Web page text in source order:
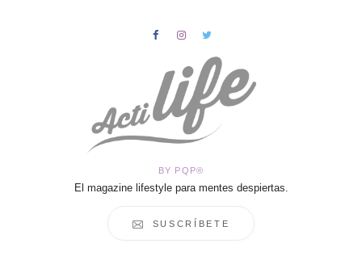
BY PQP®
El magazine lifestyle para mentes despiertas.
SUSCRÍBETE
HOME
Salud